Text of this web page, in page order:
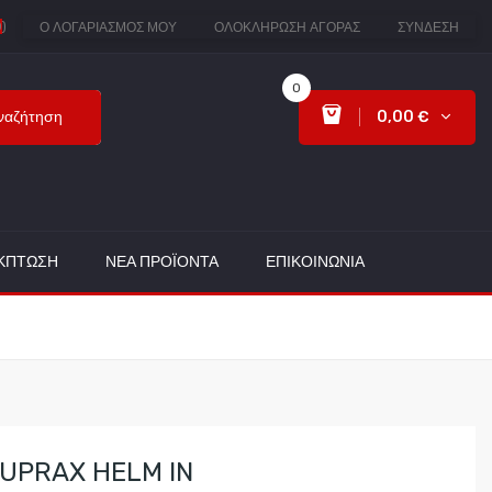
Ο ΛΟΓΑΡΙΑΣΜΌΣ ΜΟΥ ΟΛΟΚΛΉΡΩΣΗ ΑΓΟΡΆΣ ΣΎΝΔΕΣΗ
)
0
0,00 €
ΝΈΑ ΠΡΟΪΌΝΤΑ ΕΠΙΚΟΙΝΩΝΊΑ
HELM IN